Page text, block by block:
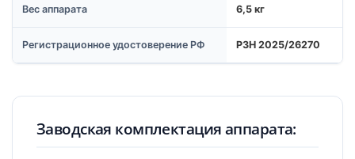
Вес аппарата 6,5 кг
Регистрационное удостоверение РФ РЗН 2025/26270
Заводская комплектация аппарата: